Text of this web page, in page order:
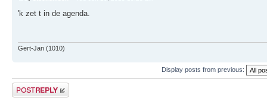
'k zet t in de agenda.
Gert-Jan (1010)
Display posts from previous:
Post a reply